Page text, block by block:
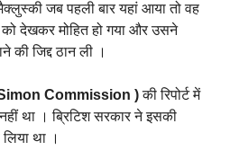
जब पहली बार यहां आया तो वह
देखकर मोहित हो गया और उसने
की जिद्द ठान ली ।
Simon Commission )की रिपोर्ट में
था । ब्रिटिश सरकार ने इसकी
लिया था ।